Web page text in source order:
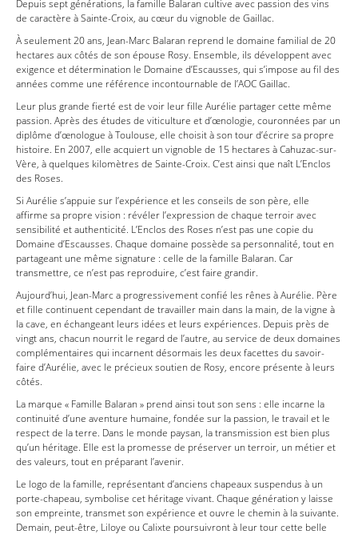
Depuis sept générations, la famille Balaran cultive avec passion des vins
de caractère à Sainte-Croix, au cœur du vignoble de Gaillac.
À seulement 20 ans, Jean-Marc Balaran reprend le domaine familial de 20
hectares aux côtés de son épouse Rosy. Ensemble, ils développent avec
exigence et détermination le Domaine d’Escausses, qui s’impose au fil des
années comme une référence incontournable de l’AOC Gaillac.
Leur plus grande fierté est de voir leur fille Aurélie partager cette même
passion. Après des études de viticulture et d’œnologie, couronnées par un
diplôme d’œnologue à Toulouse, elle choisit à son tour d’écrire sa propre
histoire. En 2007, elle acquiert un vignoble de 15 hectares à Cahuzac-sur-
Vère, à quelques kilomètres de Sainte-Croix. C’est ainsi que naît L’Enclos
des Roses.
Si Aurélie s’appuie sur l’expérience et les conseils de son père, elle
affirme sa propre vision : révéler l’expression de chaque terroir avec
sensibilité et authenticité. L’Enclos des Roses n’est pas une copie du
Domaine d’Escausses. Chaque domaine possède sa personnalité, tout en
partageant une même signature : celle de la famille Balaran. Car
transmettre, ce n’est pas reproduire, c’est faire grandir.
Aujourd’hui, Jean-Marc a progressivement confié les rênes à Aurélie. Père
et fille continuent cependant de travailler main dans la main, de la vigne à
la cave, en échangeant leurs idées et leurs expériences. Depuis près de
vingt ans, chacun nourrit le regard de l’autre, au service de deux domaines
complémentaires qui incarnent désormais les deux facettes du savoir-
faire d’Aurélie, avec le précieux soutien de Rosy, encore présente à leurs
côtés.
La marque « Famille Balaran » prend ainsi tout son sens : elle incarne la
continuité d’une aventure humaine, fondée sur la passion, le travail et le
respect de la terre. Dans le monde paysan, la transmission est bien plus
qu’un héritage. Elle est la promesse de préserver un terroir, un métier et
des valeurs, tout en préparant l’avenir.
Le logo de la famille, représentant d’anciens chapeaux suspendus à un
porte-chapeau, symbolise cet héritage vivant. Chaque génération y laisse
son empreinte, transmet son expérience et ouvre le chemin à la suivante.
Demain, peut-être, Liloye ou Calixte poursuivront à leur tour cette belle